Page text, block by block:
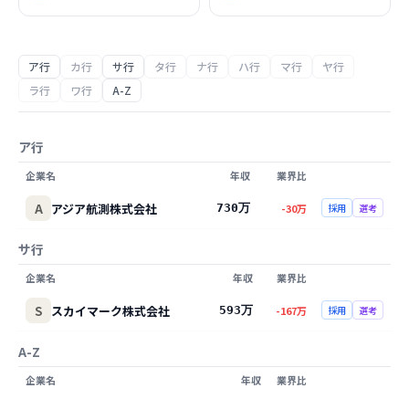
ア行 カ行 サ行 タ行 ナ行 ハ行 マ行
ヤ行
ラ行
ワ行 A-Z
ア行
企業名 年収 業界比
A アジア航測株式会社 730万 -30万 採用 選考
サ行
企業名 年収 業界比
S スカイマーク株式会社 593万 -167万 採用 選考
A-Z
企業名 年収 業界比